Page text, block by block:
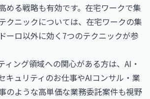
める戦略も有効です。在宅ワークで集
クニックについては、 在宅ワークの集
ーロ以外に効く7つのテクニックが参
ィング領域への関心がある方は、 AI・
キュリティのお仕事やAIコンサル・業
のような高単価な業務委託案件も視野